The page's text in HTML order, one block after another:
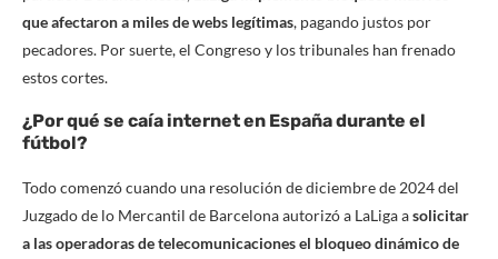
que afectaron a miles de webs legítimas, pagando justos por
pecadores. Por suerte, el Congreso y los tribunales han frenado
estos cortes.
¿Por qué se caía internet en España durante el
fútbol?
Todo comenzó cuando una resolución de diciembre de 2024 del
Juzgado de lo Mercantil de Barcelona autorizó a LaLiga asolicitar
a las operadoras de telecomunicaciones el bloqueo dinámico de